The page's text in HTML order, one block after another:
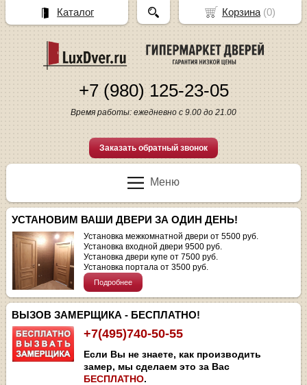
+7 (980) 125-23-05
Время работы: ежедневно с 9.00 до 21.00
Заказать обратный звонок
Меню
УСТАНОВИМ ВАШИ ДВЕРИ ЗА ОДИН ДЕНЬ!
Установка межкомнатной двери от 5500 руб.
Установка входной двери 9500 руб.
Установка двери купе от 7500 руб.
Установка портала от 3500 руб.
Подробнее
ВЫЗОВ ЗАМЕРЩИКА - БЕСПЛАТНО!
+7(495)740-50-55
Если Вы не знаете, как производить
замер, мы сделаем это за Вас
БЕСПЛАТНО.
Корзина(0)
Каталог